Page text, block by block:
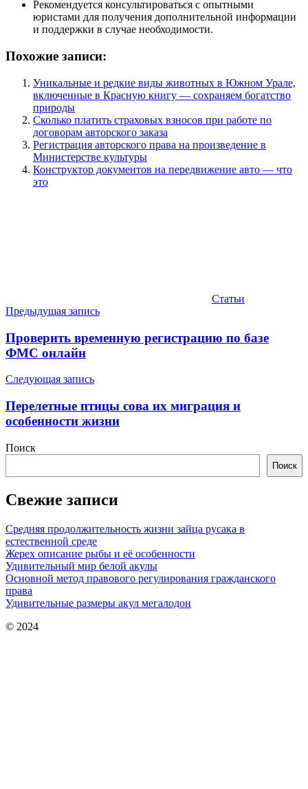
Рекомендуется консультироваться с опытными
юристами для получения дополнительной информации
и поддержки в случае необходимости.
Похожие записи:
Уникальные и редкие виды животных в Южном Урале,
включенные в Красную книгу — сохраняем богатство
природы
Сколько платить страховых взносов при работе по
договорам авторского заказа
Регистрация авторского права на произведение в
Министерстве культуры
Конструктор документов на передвижение авто — что
это
Статьи
Навигация
по
записям
Предыдущая запись
Проверить временную регистрацию по базе
ФМС онлайн
Следующая запись
Перелетные птицы сова их миграция и
особенности жизни
Поиск
Поиск
Свежие записи
Средняя продолжительность жизни зайца русака в
естественной среде
Жерех описание рыбы и её особенности
Удивительный мир белой акулы
Основной метод правового регулирования гражданского
права
Удивительные размеры акул мегалодон
© 2024